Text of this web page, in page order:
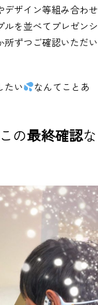
デザイン等組み合わせ
ルを並べてプレゼンシ
所ずつご確認いただい
たい
なんてことあ
の最終確認な